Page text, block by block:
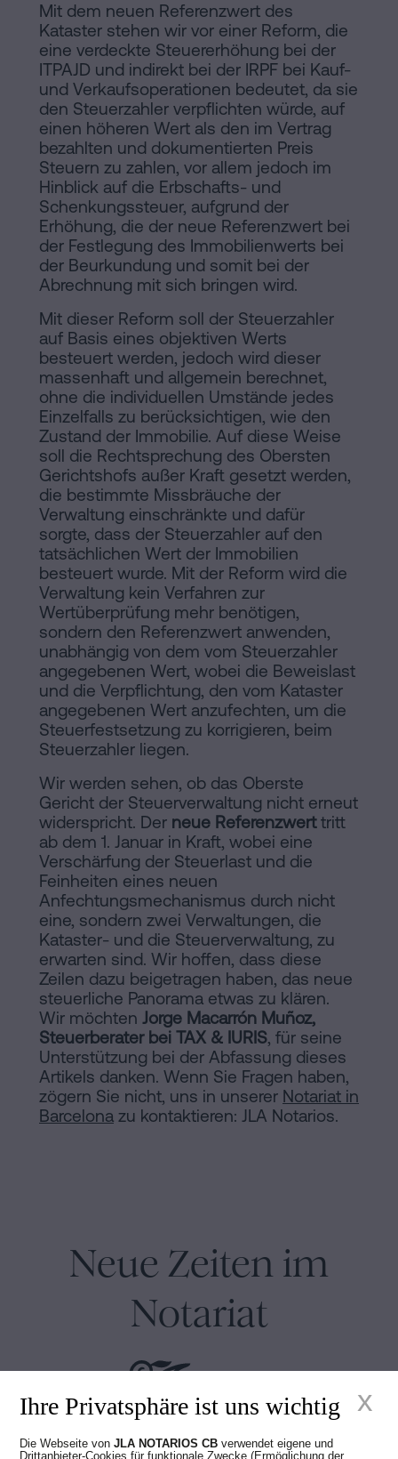
Mit dem neuen Referenzwert des
Kataster stehen wir vor einer Reform, die
eine verdeckte Steuererhöhung bei der
ITPAJD und indirekt bei der IRPF bei Kauf-
und Verkaufsoperationen bedeutet, da sie
den Steuerzahler verpflichten würde, auf
einen höheren Wert als den im Vertrag
bezahlten und dokumentierten Preis
Steuern zu zahlen, vor allem jedoch im
Hinblick auf die Erbschafts- und
Schenkungssteuer, aufgrund der
Erhöhung, die der neue Referenzwert bei
der Festlegung des Immobilienwerts bei
der Beurkundung und somit bei der
Abrechnung mit sich bringen wird.
Mit dieser Reform soll der Steuerzahler
auf Basis eines objektiven Werts
besteuert werden, jedoch wird dieser
massenhaft und allgemein berechnet,
ohne die individuellen Umstände jedes
Einzelfalls zu berücksichtigen, wie den
Zustand der Immobilie. Auf diese Weise
soll die Rechtsprechung des Obersten
Gerichtshofs außer Kraft gesetzt werden,
die bestimmte Missbräuche der
Verwaltung einschränkte und dafür
sorgte, dass der Steuerzahler auf den
tatsächlichen Wert der Immobilien
besteuert wurde. Mit der Reform wird die
Verwaltung kein Verfahren zur
Wertüberprüfung mehr benötigen,
sondern den Referenzwert anwenden,
unabhängig von dem vom Steuerzahler
angegebenen Wert, wobei die Beweislast
und die Verpflichtung, den vom Kataster
angegebenen Wert anzufechten, um die
Steuerfestsetzung zu korrigieren, beim
Steuerzahler liegen.
Wir werden sehen, ob das Oberste
Gericht der Steuerverwaltung nicht erneut
widerspricht. Der neue Referenzwerttritt
ab dem 1. Januar in Kraft, wobei eine
Verschärfung der Steuerlast und die
Feinheiten eines neuen
Anfechtungsmechanismus durch nicht
eine, sondern zwei Verwaltungen, die
Kataster- und die Steuerverwaltung, zu
erwarten sind. Wir hoffen, dass diese
Zeilen dazu beigetragen haben, das neue
steuerliche Panorama etwas zu klären.
Wir möchten Jorge Macarrón Muñoz,
Steuerberater bei TAX & IURIS, für seine
Unterstützung bei der Abfassung dieses
Artikels danken. Wenn Sie Fragen haben,
zögern Sie nicht, uns in unserer Notariat in
Barcelona zu kontaktieren: JLA Notarios.
Neue Zeiten im
Notariat
Juan Madridejos Velasco
Ihre Privatsphäre ist uns wichtig
Die Webseite vonJLA NOTARIOS CB verwendet eigene und
Drittanbieter-Cookies für funktionale Zwecke (Ermöglichung der
x